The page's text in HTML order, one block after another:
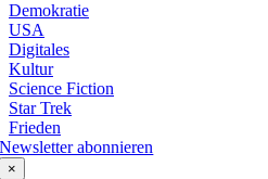
Demokratie
USA
Digitales
Kultur
Science Fiction
Star Trek
Frieden
Newsletter abonnieren
×